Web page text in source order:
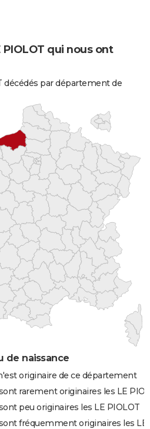
qui nous ont
décédés par département de
de naissance
originaire de ce département
rarement originaires les LE
peu originaires les LE PIOLOT
fréquemment originaires les LE